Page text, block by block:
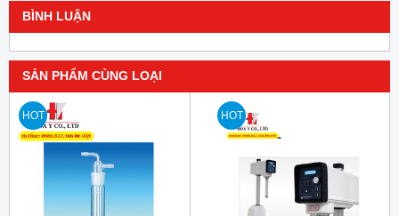
BÌNH LUẬN
SẢN PHẨM CÙNG LOẠI
HOT HOT